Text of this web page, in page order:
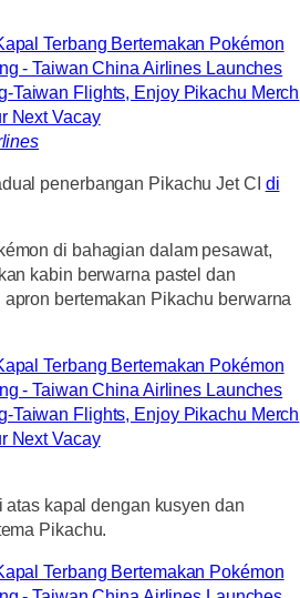
penerbangan Pikachu Jet CI di
di bahagian dalam pesawat,
kabin berwarna pastel dan
bertemakan Pikachu berwarna
atas kapal dengan kusyen dan
Pikachu.